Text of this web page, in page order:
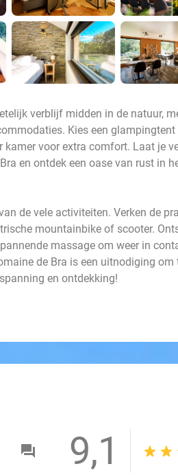
verblijf midden in de natuur,
Kies een glampingtent
voor extra comfort. Laat je
en ontdek een oase van rust in
de vele activiteiten. Verken de
mountainbike of scooter.
massage om weer in
de Bra is een uitnodiging om
en ontdekking!
9,1